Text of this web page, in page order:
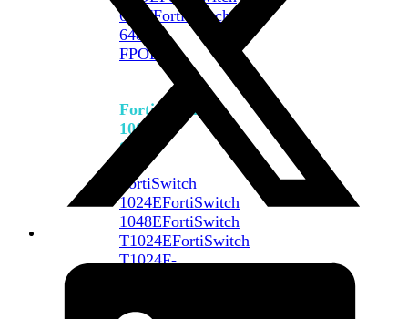
648FFortiSwitch
648F-
FPOE
FortiSwitch
1000
Series
FortiSwitch
1024EFortiSwitch
1048EFortiSwitch
T1024EFortiSwitch
T1024F-